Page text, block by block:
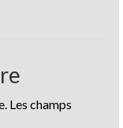
Les champs